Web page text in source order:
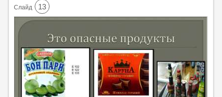
Cлайд 13